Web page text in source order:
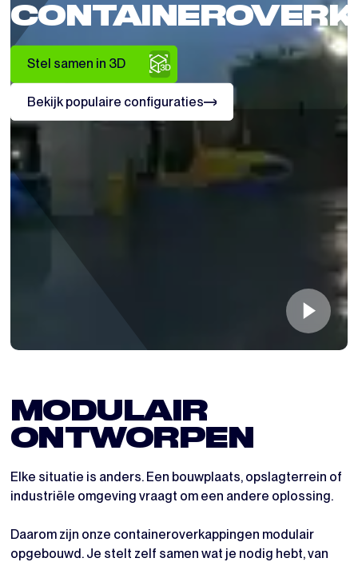
Stel samen in 3D
Bekijk populaire configuraties
MODULAIR
ONTWORPEN
Elke situatie is anders. Een bouwplaats, opslagterrein of
industriële omgeving vraagt om een andere oplossing.
Daarom zijn onze containeroverkappingen modulair
opgebouwd. Je stelt zelf samen wat je nodig hebt, van